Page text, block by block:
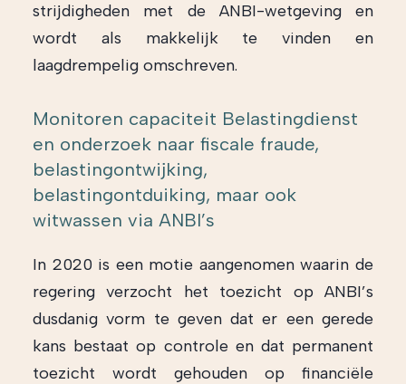
strijdigheden met de ANBI-wetgeving en
wordt als makkelijk te vinden en
laagdrempelig omschreven.
Monitoren capaciteit Belastingdienst
en onderzoek naar fiscale fraude,
belastingontwijking,
belastingontduiking, maar ook
witwassen via ANBI’s
In 2020 is een motie aangenomen waarin de
regering verzocht het toezicht op ANBI’s
dusdanig vorm te geven dat er een gerede
kans bestaat op controle en dat permanent
toezicht wordt gehouden op financiële